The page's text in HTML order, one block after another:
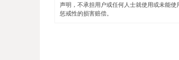
声明，不承担用户或任何人士就使用或未能
惩戒性的损害赔偿。